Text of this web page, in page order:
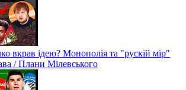
ідею? Монополія та "рускій мір"
/ Плани Мілевського